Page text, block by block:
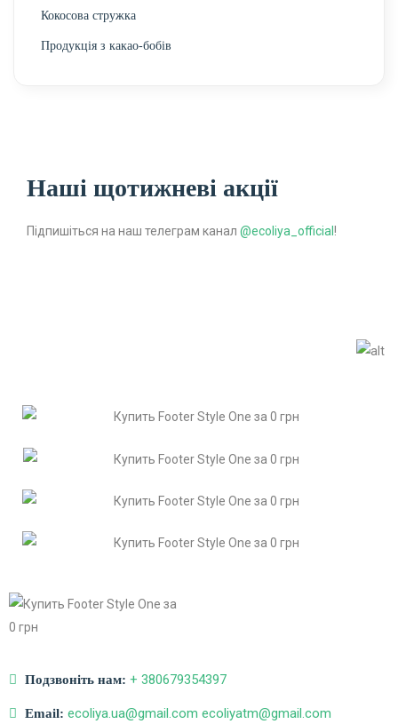
Кокосова стружка
Продукція з какао-бобів
Наші щотижневі акції
Підпишіться на наш телеграм канал @ecoliya_official !
Подзвоніть нам: + 380679354397
Email: ecoliya.ua@gmail.com ecoliyatm@gmail.com